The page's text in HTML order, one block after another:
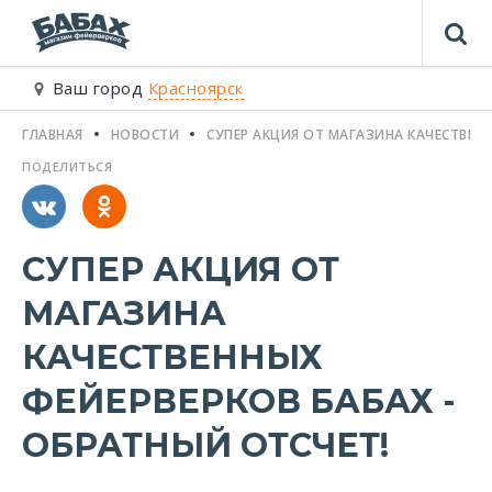
Ваш город Красноярск
ГЛАВНАЯ НОВОСТИ СУПЕР АКЦИЯ ОТ МАГАЗИНА
СУПЕР АКЦИЯ ОТ
МАГАЗИНА
КАЧЕСТВЕННЫХ
ФЕЙЕРВЕРКОВ БАБАХ -
ОБРАТНЫЙ ОТСЧЕТ!
ПОДЕЛИТЬСЯ